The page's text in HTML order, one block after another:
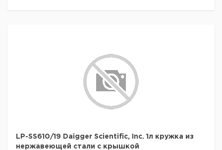
LP-SS610/19 Daigger Scientific, Inc. 1л кружка из
нержавеющей стали с крышкой